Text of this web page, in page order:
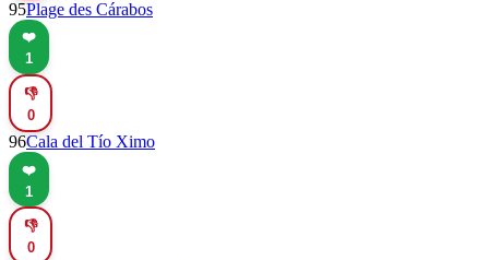
95Plage des Cárabos
❤️
1
👎
0
96Cala del Tío Ximo
❤️
1
👎
0